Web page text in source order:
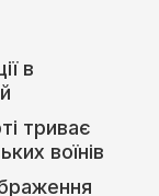
в
триває
воїнів